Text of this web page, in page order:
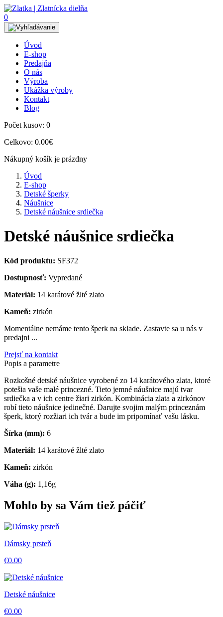
0
Úvod
E-shop
Predajňa
O nás
Výroba
Ukážka výroby
Kontakt
Blog
Počet kusov: 0
Celkovo: 0.00€
Nákupný košík je prázdny
Úvod
E-shop
Detské šperky
Náušnice
Detské náušnice srdiečka
Detské náušnice srdiečka
Kód produktu: SF372
Dostupnosť: Vypredané
Materiál: 14 karátové žlté zlato
Kameň: zirkón
Momentálne nemáme tento šperk na sklade. Zastavte sa u nás v
predajni ...
Prejsť na kontakt
Popis a parametre
Rozkošné detské náušnice vyrobené zo 14 karátového zlata, ktoré
potešia vaše malé princezné. Tieto jemné náušnice majú tvar
srdiečka a v ich centre žiari zirkón. Kombinácia zlata a zirkónov
robí tieto náušnice jedinečné. Darujte svojim malým princeznám
šperk, ktorý rozžiari ich tvár a bude im pripomínať vašu lásku.
Šírka (mm): 6
Materiál: 14 karátové žlté zlato
Kameň: zirkón
Váha (g): 1,16g
Mohlo by sa Vám tiež páčiť
Dámsky prsteň
€0.00
Detské náušnice
€0.00